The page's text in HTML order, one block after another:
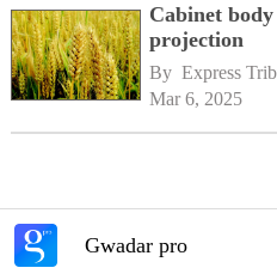
Cabinet
projection
By Express
Mar 6, 2025
Gwadar pro